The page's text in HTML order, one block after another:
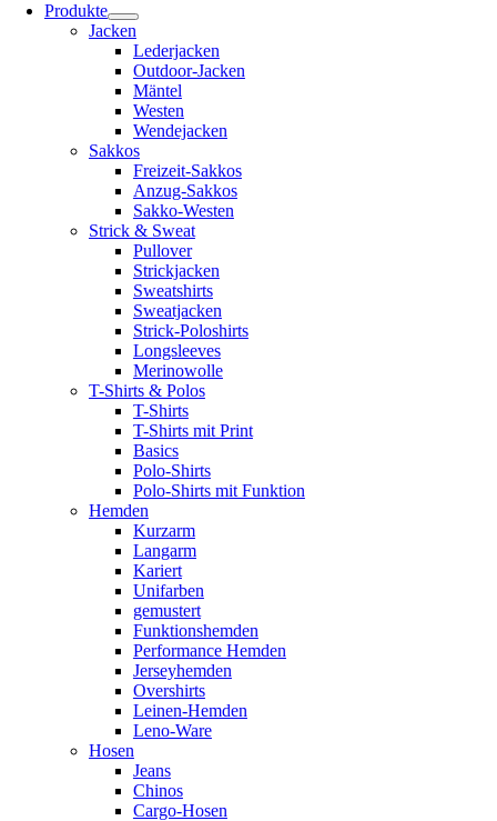
Produkte
Jacken
Lederjacken
Outdoor-Jacken
Mäntel
Westen
Wendejacken
Sakkos
Freizeit-Sakkos
Anzug-Sakkos
Sakko-Westen
Strick & Sweat
Pullover
Strickjacken
Sweatshirts
Sweatjacken
Strick-Poloshirts
Longsleeves
Merinowolle
T-Shirts & Polos
T-Shirts
T-Shirts mit Print
Basics
Polo-Shirts
Polo-Shirts mit Funktion
Hemden
Kurzarm
Langarm
Kariert
Unifarben
gemustert
Funktionshemden
Performance Hemden
Jerseyhemden
Overshirts
Leinen-Hemden
Leno-Ware
Hosen
Jeans
Chinos
Cargo-Hosen